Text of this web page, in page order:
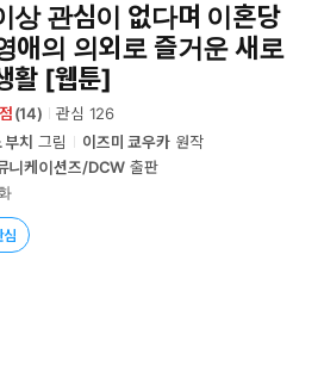
상 관심이 없다며 이혼당
애의 의외로 즐거운 새로
활 [웹툰]
(14) 관심 126
치 그림 이즈미 쿄우카원작
니케이션즈/DCW 출판
심